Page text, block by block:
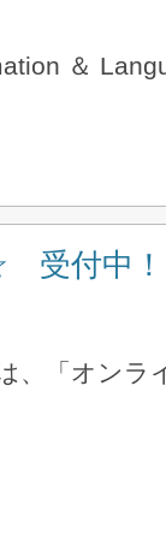
＆
受付中！
、「オンラ